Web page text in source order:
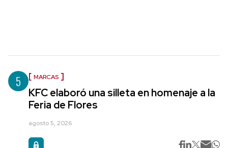
5 MARCAS
KFC elaboró una silleta en homenaje a la
Feria de Flores
agosto 5, 2026